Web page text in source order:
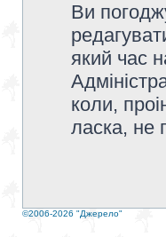
Ви
який час
коли,
ласка, не
©2006-2026 "Джерело"